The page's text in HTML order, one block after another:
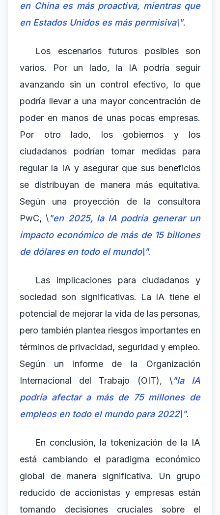
en China es más proactiva, mientras que
en Estados Unidos es más permisiva\".
Los escenarios futuros posibles son
varios. Por un lado, la IA podría seguir
avanzando sin un control efectivo, lo que
podría llevar a una mayor concentración de
poder en manos de unas pocas empresas.
Por otro lado, los gobiernos y los
ciudadanos podrían tomar medidas para
regular la IA y asegurar que sus beneficios
se distribuyan de manera más equitativa.
Según una proyección de la consultora
PwC, \"en 2025, la IA podría generar un
impacto económico de más de 15 billones
de dólares en todo el mundo\".
Las implicaciones para ciudadanos y
sociedad son significativas. La IA tiene el
potencial de mejorar la vida de las personas,
pero también plantea riesgos importantes en
términos de privacidad, seguridad y empleo.
Según un informe de la Organización
Internacional del Trabajo (OIT), \"la IA
podría afectar a más de 75 millones de
empleos en todo el mundo para 2022\".
En conclusión, la tokenización de la IA
está cambiando el paradigma económico
global de manera significativa. Un grupo
reducido de accionistas y empresas están
tomando decisiones cruciales sobre el